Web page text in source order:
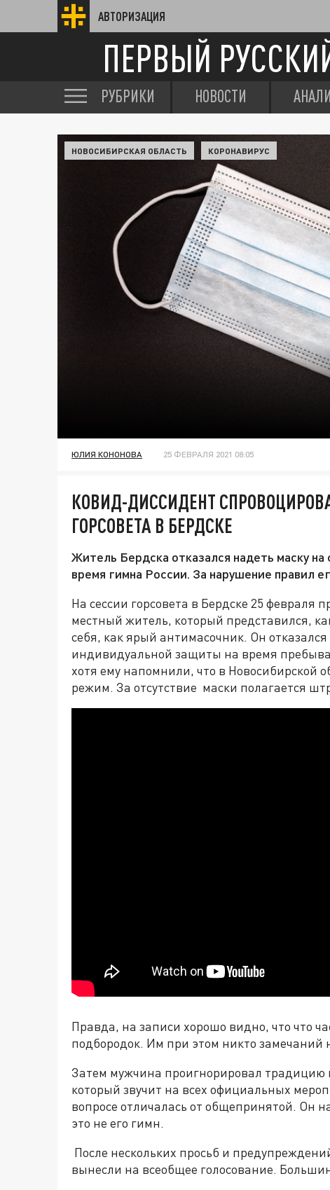
АВТОРИЗАЦИЯ
ПЕРВЫЙ
РУБРИКИ НОВОСТИ
НОВОСИБИРСКАЯ ОБЛАСТЬ КОРОНАВИРУС
ЮЛИЯ КОНОНОВА 25 ФЕВРАЛЯ 2021 08:05
КОВИД-ДИССИДЕНТ
ГОРСОВЕТА В БЕРДСКЕ
Житель Бердска отказался надеть маску на
время гимна России. За нарушение правил
На сессии горсовета в Бердске 25
местный житель, который представился,
себя, как ярый антимасочник. Он отказался
индивидуальной защиты на время
хотя ему напомнили, что в Новосибирской
режим. За отсутствие маски полагается
Правда, на записи хорошо видно, что что
подбородок. Им при этом никто замечаний
Затем мужчина проигнорировал традицию
который звучит на всех официальных
вопросе отличалась от общепринятой. Он
это не его гимн.
После нескольких просьб и
вынесли на всеобщее голосование.